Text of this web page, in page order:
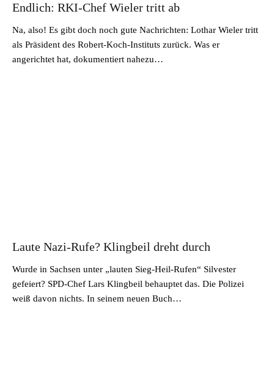
Endlich: RKI-Chef Wieler tritt ab
Na, also! Es gibt doch noch gute Nachrichten: Lothar Wieler tritt
als Präsident des Robert-Koch-Instituts zurück. Was er
angerichtet hat, dokumentiert nahezu…
Laute Nazi-Rufe? Klingbeil dreht durch
Wurde in Sachsen unter „lauten Sieg-Heil-Rufen“ Silvester
gefeiert? SPD-Chef Lars Klingbeil behauptet das. Die Polizei
weiß davon nichts. In seinem neuen Buch…